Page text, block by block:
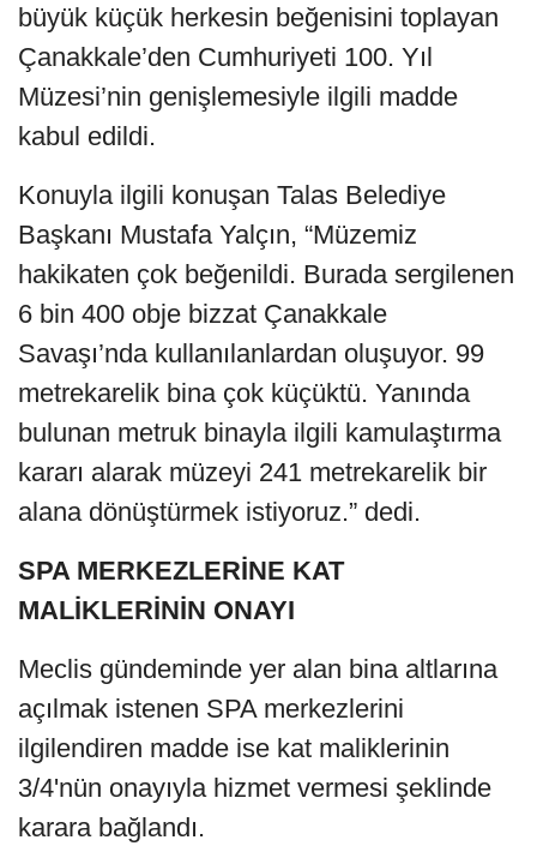
büyük küçük herkesin beğenisini toplayan
Çanakkale’den Cumhuriyeti 100. Yıl
Müzesi’nin genişlemesiyle ilgili madde
kabul edildi.
Konuyla ilgili konuşan Talas Belediye
Başkanı Mustafa Yalçın, “Müzemiz
hakikaten çok beğenildi. Burada sergilenen
6 bin 400 obje bizzat Çanakkale
Savaşı’nda kullanılanlardan oluşuyor. 99
metrekarelik bina çok küçüktü. Yanında
bulunan metruk binayla ilgili kamulaştırma
kararı alarak müzeyi 241 metrekarelik bir
alana dönüştürmek istiyoruz.” dedi.
SPA MERKEZLERİNE KAT
MALİKLERİNİN ONAYI
Meclis gündeminde yer alan bina altlarına
açılmak istenen SPA merkezlerini
ilgilendiren madde ise kat maliklerinin
3/4'nün onayıyla hizmet vermesi şeklinde
karara bağlandı.